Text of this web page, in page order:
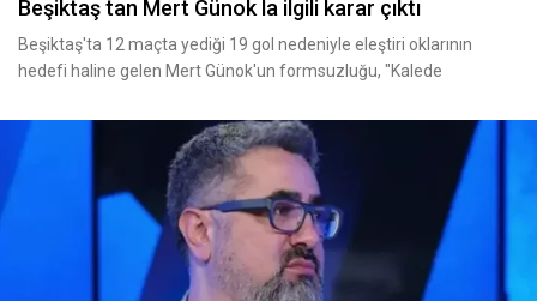
Beşiktaş tan Mert Günok la ilgili karar çıktı
Beşiktaş'ta 12 maçta yediği 19 gol nedeniyle eleştiri oklarının
hedefi haline gelen Mert Günok'un formsuzluğu, "Kalede